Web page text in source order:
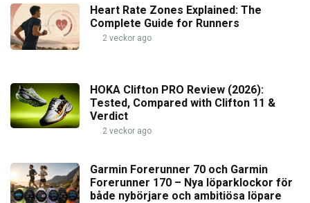
Heart Rate Zones Explained: The
Complete Guide for Runners
2 veckor ago
HOKA Clifton PRO Review (2026):
Tested, Compared with Clifton 11 &
Verdict
2 veckor ago
Garmin Forerunner 70 och Garmin
Forerunner 170 – Nya löparklockor för
både nybörjare och ambitiösa löpare